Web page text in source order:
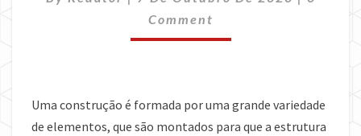
Comment
Uma construção é formada por uma grande variedade
de elementos, que são montados para que a estrutura